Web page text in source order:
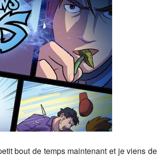
bout de temps maintenant et je viens de